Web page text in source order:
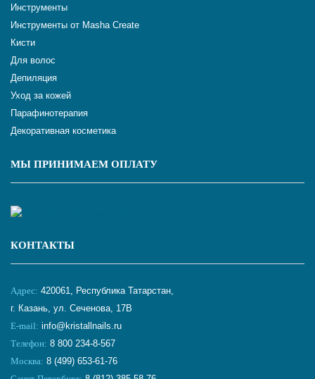
Инструменты
Инструменты от Masha Create
Кисти
Для волос
Депиляция
Уход за кожей
Парафинотерапия
Декоративная косметика
МЫ ПРИНИМАЕМ ОПЛАТУ
КОНТАКТЫ
Адрес: 420061, Республика Татарстан,
г. Казань, ул. Сеченова, 17В
E-mail: info@kristallnails.ru
Телефон: 8 800 234-8-567
Москва: 8 (499) 653-61-76